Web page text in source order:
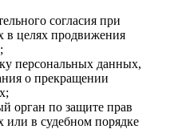
согласия при
в целях продвижения
персональных данных,
о прекращении
орган по защите прав
или в судебном порядке